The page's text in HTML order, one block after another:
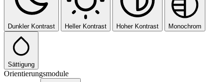
Dunkler Kontrast Heller Kontrast Hoher Kontrast Monochrom
Sättigung
Orientierungsmodule